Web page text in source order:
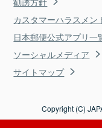
カスタマーハラスメン
日本郵便公式アプリ一
ソーシャルメディア
サイトマップ
Copyright (C)